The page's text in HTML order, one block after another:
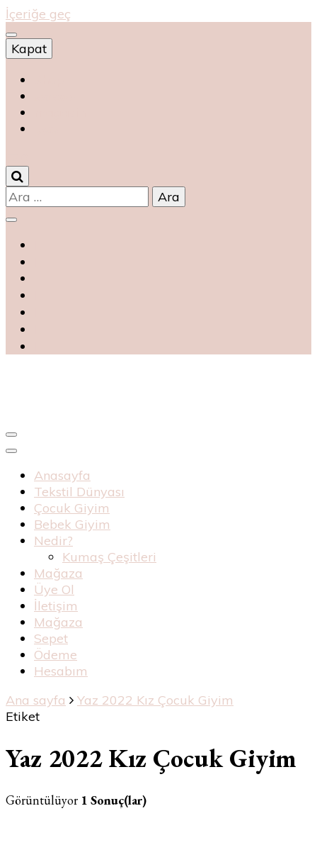
İçeriğe geç
Kapat
Arama:
Haknur Bebe
Anasayfa
Tekstil Dünyası
Çocuk Giyim
Bebek Giyim
Nedir?
Kumaş Çeşitleri
Mağaza
Üye Ol
İletişim
Mağaza
Sepet
Ödeme
Hesabım
Ana sayfa
Yaz 2022 Kız Çocuk Giyim
Etiket
Yaz 2022 Kız Çocuk Giyim
Görüntülüyor 1 Sonuç(lar)